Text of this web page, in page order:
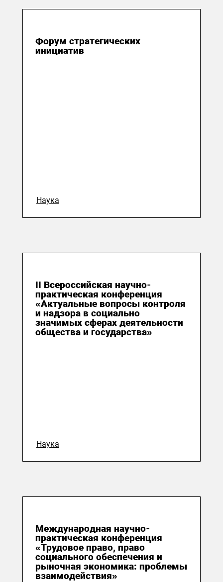
Форум стратегических
инициатив
Наука
II Всероссийская научно-
практическая конференция
«Актуальные вопросы контроля
и надзора в социально
значимых сферах деятельности
общества и государства»
Наука
Международная научно-
практическая конференция
«Трудовое право, право
социального обеспечения и
рыночная экономика: проблемы
взаимодействия»